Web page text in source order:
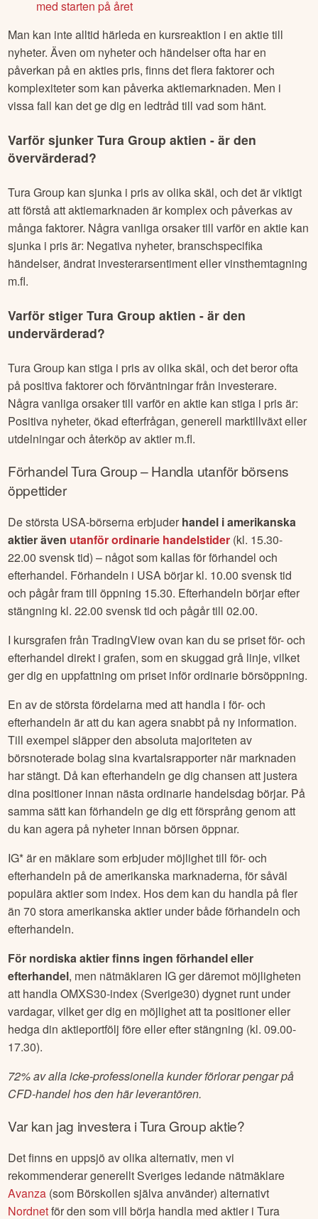
med starten på året
Man kan inte alltid härleda en kursreaktion i en aktie till
nyheter. Även om nyheter och händelser ofta har en
påverkan på en akties pris, finns det flera faktorer och
komplexiteter som kan påverka aktiemarknaden. Men i
vissa fall kan det ge dig en ledtråd till vad som hänt.
Varför sjunkerTura Group aktien - är den
övervärderad?
Tura Group kan sjunka i pris av olika skäl, och det är viktigt
att förstå att aktiemarknaden är komplex och påverkas av
många faktorer. Några vanliga orsaker till varför en aktie kan
sjunka i pris är: Negativa nyheter, branschspecifika
händelser, ändrat investerarsentiment eller vinsthemtagning
m.fl.
Varför stigerTura Group aktien - är den
undervärderad?
Tura Group kan stiga i pris av olika skäl, och det beror ofta
på positiva faktorer och förväntningar från investerare.
Några vanliga orsaker till varför en aktie kan stiga i pris är:
Positiva nyheter, ökad efterfrågan, generell marktillväxt eller
utdelningar och återköp av aktier m.fl.
FörhandelTura Group– Handla utanför börsens
öppettider
De största USA-börserna erbjuder handel i amerikanska
aktier även utanför ordinarie handelstider (kl. 15.30-
22.00 svensk tid) – något som kallas för förhandel och
efterhandel. Förhandeln i USA börjar kl. 10.00 svensk tid
och pågår fram till öppning 15.30. Efterhandeln börjar efter
stängning kl. 22.00 svensk tid och pågår till 02.00.
I kursgrafen från TradingView ovan kan du se priset för- och
efterhandel direkt i grafen, som en skuggad grå linje, vilket
ger dig en uppfattning om priset inför ordinarie börsöppning.
En av de största fördelarna med att handla i för- och
efterhandeln är att du kan agera snabbt på ny information.
Till exempel släpper den absoluta majoriteten av
börsnoterade bolag sina kvartalsrapporter när marknaden
har stängt. Då kan efterhandeln ge dig chansen att justera
dina positioner innan nästa ordinarie handelsdag börjar. På
samma sätt kan förhandeln ge dig ett försprång genom att
du kan agera på nyheter innan börsen öppnar.
IG* är en mäklare som erbjuder möjlighet till för- och
efterhandeln på de amerikanska marknaderna, för såväl
populära aktier som index. Hos dem kan du handla på fler
än 70 stora amerikanska aktier under både förhandeln och
efterhandeln.
För nordiska aktier finns ingen förhandel eller
efterhandel, men nätmäklaren IG ger däremot möjligheten
att handla OMXS30-index (Sverige30) dygnet runt under
vardagar, vilket ger dig en möjlighet att ta positioner eller
hedga din aktieportfölj före eller efter stängning (kl. 09.00-
17.30).
72% av alla icke-professionella kunder förlorar pengar på
CFD-handel hos den här leverantören.
Var kan jag investera iTura Groupaktie?
Det finns en uppsjö av olika alternativ, men vi
rekommenderar generellt Sveriges ledande nätmäklare
Avanza (som Börskollen själva använder) alternativt
Nordnetför den som vill börja handla med aktier iTura